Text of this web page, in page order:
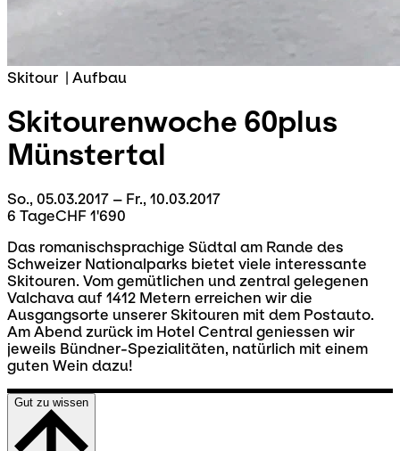
Skitour | Aufbau
Skitourenwoche 60plus
Münstertal
So., 05.03.2017 – Fr., 10.03.2017
6 TageCHF 1'690
Das romanischsprachige Südtal am Rande des
Schweizer Nationalparks bietet viele interessante
Skitouren. Vom gemütlichen und zentral gelegenen
Valchava auf 1412 Metern erreichen wir die
Ausgangsorte unserer Skitouren mit dem Postauto.
Am Abend zurück im Hotel Central geniessen wir
jeweils Bündner-Spezialitäten, natürlich mit einem
guten Wein dazu!
Gut zu wissen